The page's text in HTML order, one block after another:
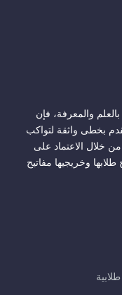
والمعرفة، فإن
بخطى واثقة لتواكب
خلال الاعتماد على
طلابها وخريجيها مفاتيح